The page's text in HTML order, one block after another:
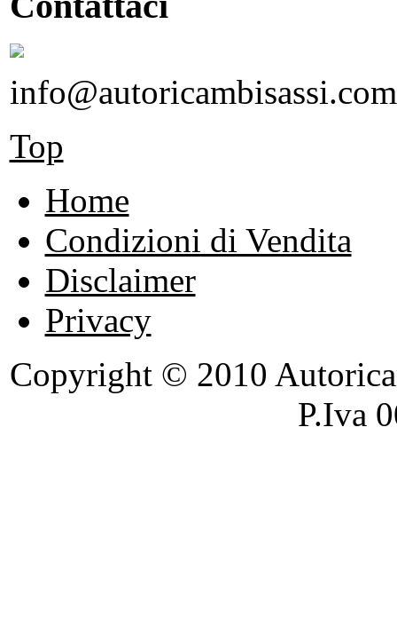
info@autoricambisassi.com
Top
Home
Condizioni di Vendita
Disclaimer
Privacy
Copyright © 2010
P.Iva